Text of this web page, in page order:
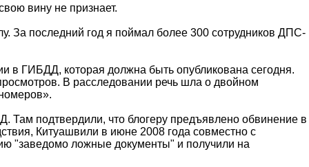
вину не признает.
За последний год я поймал более 300 сотрудников ДПС-
в ГИБДД, которая должна быть опубликована сегодня.
В расследовании речь шла о двойном
подтвердили, что блогеру предъявлено обвинение в
Китуашвили в июне 2008 года совместно с
"заведомо ложные документы" и получили на